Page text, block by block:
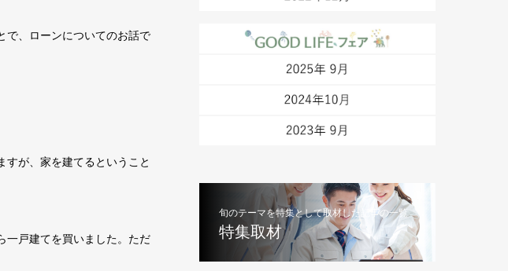
で、ローンについてのお話で
すが、家を建てるということ
一戸建てを買いました。ただ
旬のテーマを特集として取材した記事の一覧
特集取材